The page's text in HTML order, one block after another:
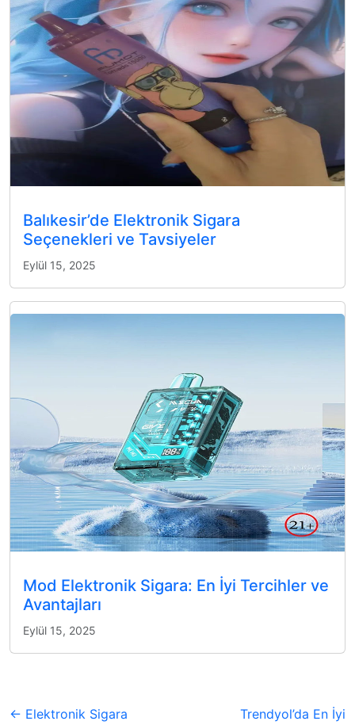
Balıkesir’de Elektronik Sigara
Seçenekleri ve Tavsiyeler
Eylül 15, 2025
Mod Elektronik Sigara: En İyi Tercihler ve
Avantajları
Eylül 15, 2025
← Elektronik Sigara
Trendyol’da En İyi